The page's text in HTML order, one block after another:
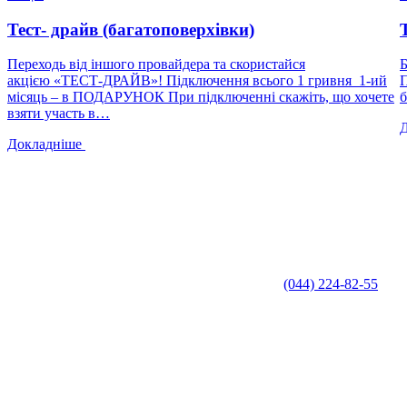
Тест- драйв (багатоповерхівки)
Переходь від іншого провайдера та скористайся
акцією «ТЕСТ-ДРАЙВ»! Підключення всього 1 гривня 1-ий
місяць – в ПОДАРУНОК При підключенні скажіть, що хочете
взяти участь в…
Докладніше
(044) 224-82-55